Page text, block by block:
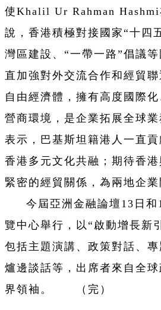
使Khalil Ur Rahman Hashmi
說，香港積極對接國家“十四
灣區建設、“一帶一路”倡議
直加強對外交流合作和經貿
自由經濟體，擁有高度國際
營商環境，是企業拓展全球
表示，巴基斯坦籍港人一直
香港多元文化共融；期待香
緊密的經貿關係，為兩地企業
今屆亞洲金融論壇13日
覽中心舉行，以“啟動增長新
包括主題演講、政策對話、
爐邊談話等，出席者來自全
界領袖。 （完）